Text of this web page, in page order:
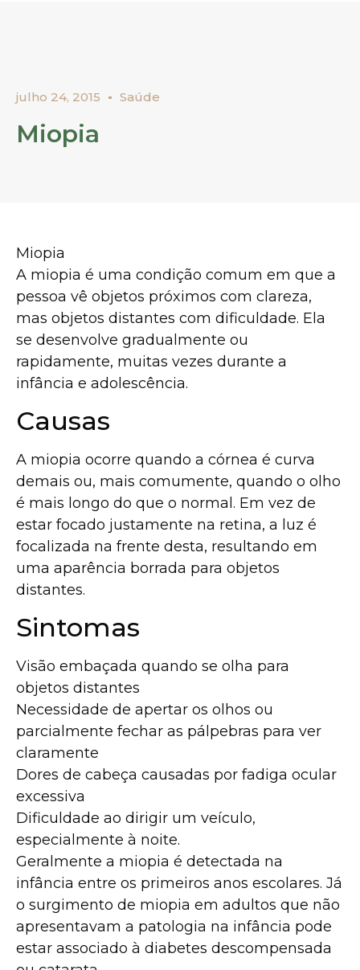
julho 24, 2015 Saúde
Miopia
Miopia
A miopia é uma condição comum em que a
pessoa vê objetos próximos com clareza,
mas objetos distantes com dificuldade. Ela
se desenvolve gradualmente ou
rapidamente, muitas vezes durante a
infância e adolescência.
Causas
A miopia ocorre quando a córnea é curva
demais ou, mais comumente, quando o olho
é mais longo do que o normal. Em vez de
estar focado justamente na retina, a luz é
focalizada na frente desta, resultando em
uma aparência borrada para objetos
distantes.
Sintomas
Visão embaçada quando se olha para
objetos distantes
Necessidade de apertar os olhos ou
parcialmente fechar as pálpebras para ver
claramente
Dores de cabeça causadas por fadiga ocular
excessiva
Dificuldade ao dirigir um veículo,
especialmente à noite.
Geralmente a miopia é detectada na
infância entre os primeiros anos escolares. Já
o surgimento de miopia em adultos que não
apresentavam a patologia na infância pode
estar associado à diabetes descompensada